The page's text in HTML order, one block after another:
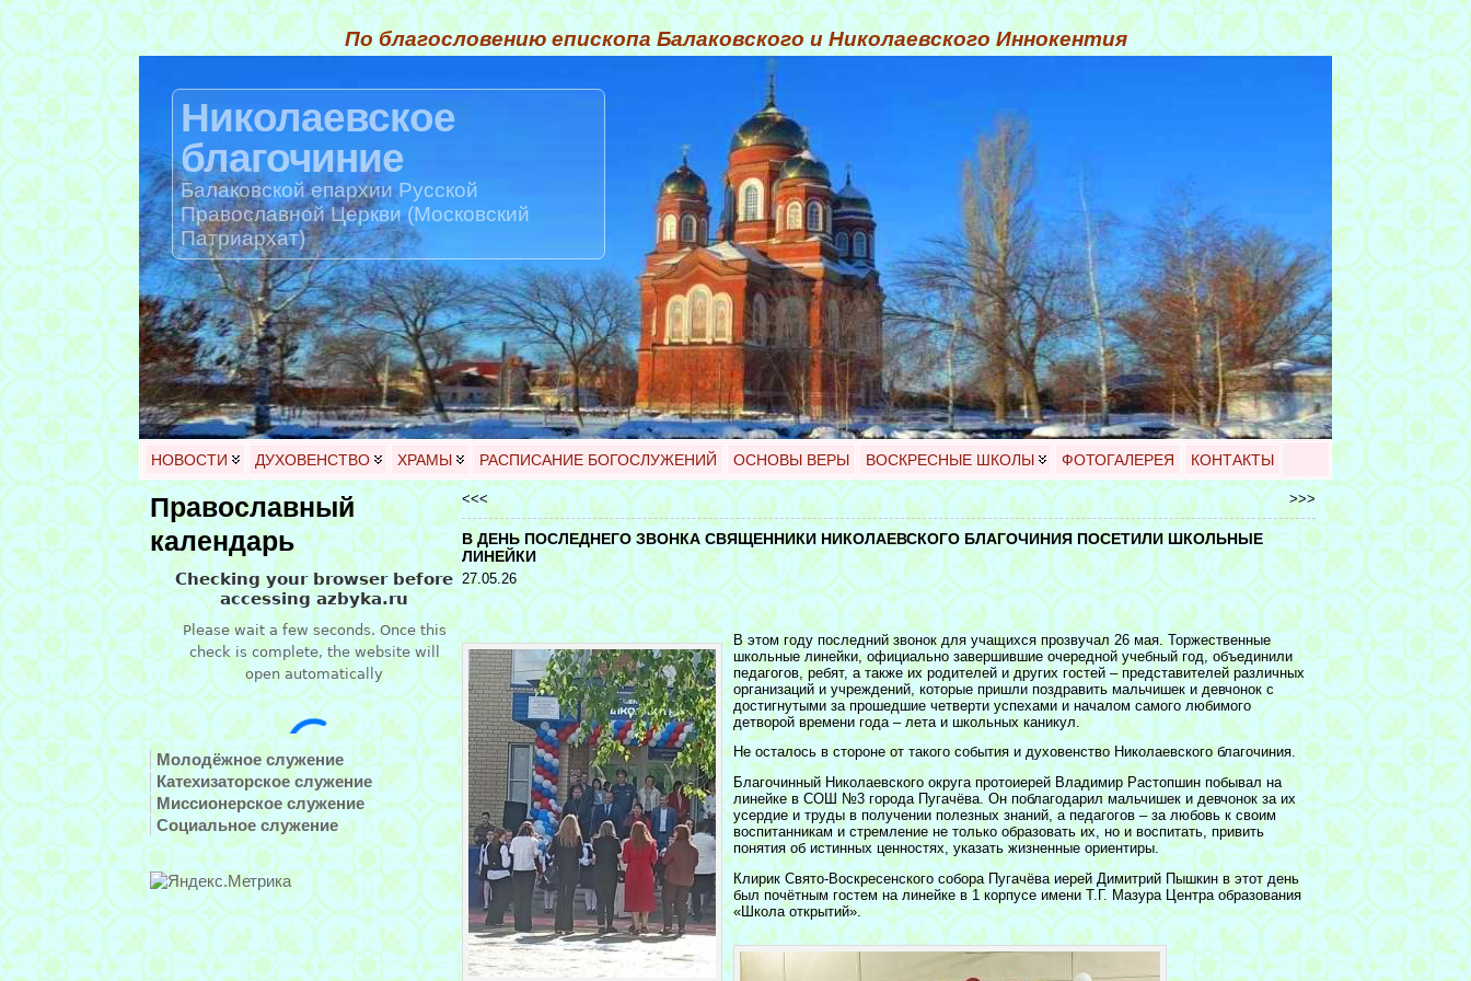
По благословению епископа Балаковского и Николаевского Иннокентия
Николаевское
благочиние
Балаковской епархии Русской
Православной Церкви (Московский
Патриархат)
НОВОСТИ ДУХОВЕНСТВО ХРАМЫ РАСПИСАНИЕ БОГОСЛУЖЕНИЙ ОСНОВЫ ВЕРЫ ВОСКРЕСНЫЕ ШКОЛЫ ФОТОГАЛЕРЕЯ КОНТАКТЫ
Православный
календарь
Молодёжное служение
Катехизаторское служение
Миссионерское служение
Социальное служение
<<< >>>
В ДЕНЬ ПОСЛЕДНЕГО ЗВОНКА СВЯЩЕННИКИ НИКОЛАЕВСКОГО БЛАГОЧИНИЯ ПОСЕТИЛИ ШКОЛЬНЫЕ
ЛИНЕЙКИ
27.05.26
В этом году последний звонок для учащихся прозвучал 26 мая. Торжественные
школьные линейки, официально завершившие очередной учебный год, объединили
педагогов, ребят, а также их родителей и других гостей – представителей различных
организаций и учреждений, которые пришли поздравить мальчишек и девчонок с
достигнутыми за прошедшие четверти успехами и началом самого любимого
детворой времени года – лета и школьных каникул.
Не осталось в стороне от такого события и духовенство Николаевского благочиния.
Благочинный Николаевского округа протоиерей Владимир Растопшин побывал на
линейке в СОШ №3 города Пугачёва. Он поблагодарил мальчишек и девчонок за их
усердие и труды в получении полезных знаний, а педагогов – за любовь к своим
воспитанникам и стремление не только образовать их, но и воспитать, привить
понятия об истинных ценностях, указать жизненные ориентиры.
Клирик Свято-Воскресенского собора Пугачёва иерей Димитрий Пышкин в этот день
был почётным гостем на линейке в 1 корпусе имени Т.Г. Мазура Центра образования
«Школа открытий».